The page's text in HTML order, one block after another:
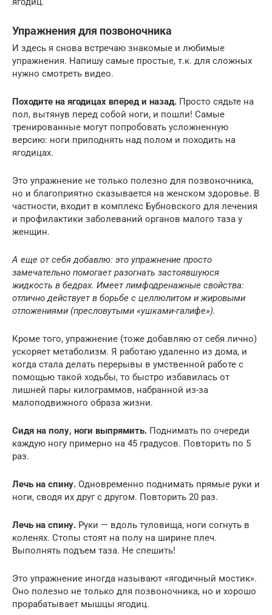
Упражнения для позвоночника
И здесь я снова встречаю знакомые и любимые
упражнения. Напишу самые простые, т.к. для сложных
нужно смотреть видео.
Походите на ягодицах вперед и назад. Просто сядьте на
пол, вытянув перед собой ноги, и пошли! Самые
тренированные могут попробовать усложненную
версию: ноги приподнять над полом и походить на
ягодицах.
Это упражнение не только полезно для позвоночника,
но и благоприятно сказывается на женском здоровье. В
частности, входит в комплекс Бубновского для лечения
и профилактики заболеваний органов малого таза у
женщин.
А еще от себя добавлю: это упражнение просто
замечательно помогает разогнать застоявшуюся
жидкость в бедрах. Имеет лимфодренажные свойства:
отлично действует в борьбе с целлюлитом и жировыми
отложениями (пресловутыми «ушками-галифе»).
Кроме того, упражнение (тоже добавляю от себя лично)
ускоряет метаболизм. Я работаю удаленно из дома, и
когда стала делать перерывы в умственной работе с
помощью такой ходьбы, то быстро избавилась от
лишней пары килограммов, набранной из-за
малоподвижного образа жизни.
Сидя на полу, ноги выпрямить. Поднимать по очереди
каждую ногу примерно на 45 градусов. Повторить по 5
раз.
Лечь на спину. Одновременно поднимать прямые руки и
ноги, сводя их друг с другом. Повторить 20 раз.
Лечь на спину. Руки — вдоль туловища, ноги согнуть в
коленях. Стопы стоят на полу на ширине плеч.
Выполнять подъем таза. Не спешить!
Это упражнение иногда называют «ягодичный мостик».
Оно полезно не только для позвоночника, но и хорошо
прорабатывает мышцы ягодиц.